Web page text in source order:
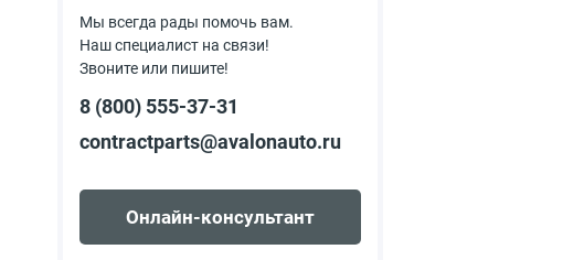
Мы всегда рады помочь вам.
Наш специалист на связи!
Звоните или пишите!
8 (800) 555-37-31
contractparts@avalonauto.ru
Онлайн-консультант